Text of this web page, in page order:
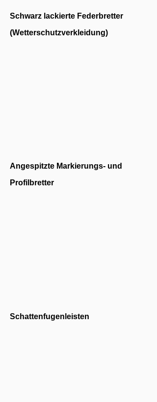
Schwarz lackierte Federbretter
(Wetterschutzverkleidung)
Angespitzte Markierungs- und
Profilbretter
Schattenfugenleisten